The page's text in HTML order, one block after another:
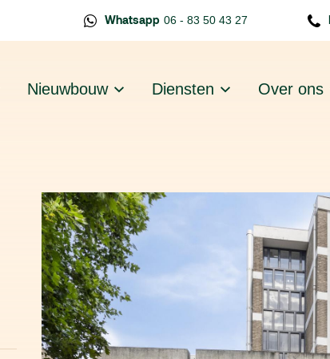
Whatsapp 06 - 83 50 43 27
Nieuwbouw Diensten Over ons